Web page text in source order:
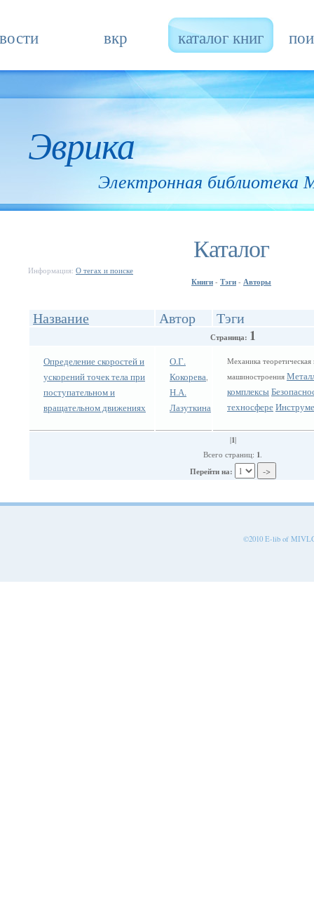
вкр каталог книг
Эврика
Электронная
Каталог
Информация: О тегах и поиске
Книги - Тэги - Авторы
Название Автор Тэги
Страница: 1
Определение скоростей и
ускорений точек тела при
поступательном и
вращательном движениях
О.Г.
Кокорева,
Н.А.
Лазуткина
Механика
машиностроения
комплексы
техносфере
|1|
Всего страниц: 1.
Перейти на:
©2010 E-lib of